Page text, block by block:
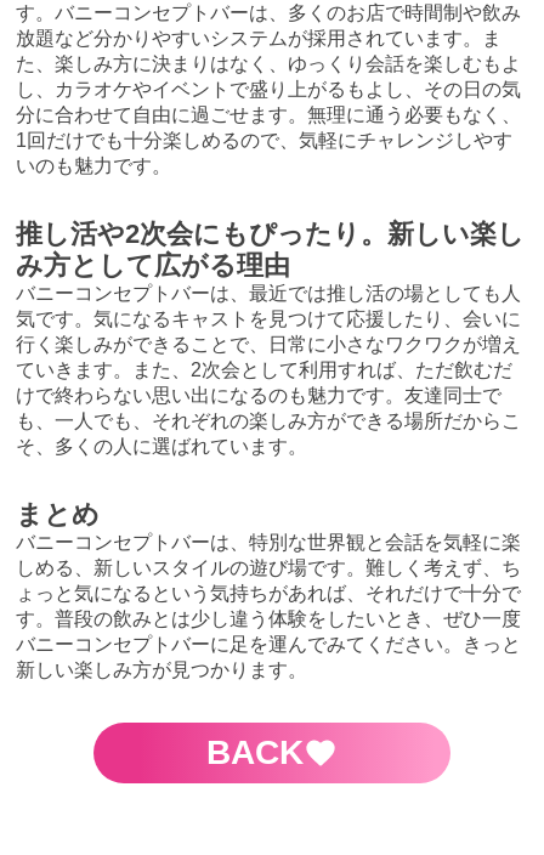
す。バニーコンセプトバーは、多くのお店で時間制や飲み
放題など分かりやすいシステムが採用されています。ま
た、楽しみ方に決まりはなく、ゆっくり会話を楽しむもよ
し、カラオケやイベントで盛り上がるもよし、その日の気
分に合わせて自由に過ごせます。無理に通う必要もなく、
1回だけでも十分楽しめるので、気軽にチャレンジしやす
いのも魅力です。
推し活や2次会にもぴったり。新しい楽し
み方として広がる理由
バニーコンセプトバーは、最近では推し活の場としても人
気です。気になるキャストを見つけて応援したり、会いに
行く楽しみができることで、日常に小さなワクワクが増え
ていきます。また、2次会として利用すれば、ただ飲むだ
けで終わらない思い出になるのも魅力です。友達同士で
も、一人でも、それぞれの楽しみ方ができる場所だからこ
そ、多くの人に選ばれています。
まとめ
バニーコンセプトバーは、特別な世界観と会話を気軽に楽
しめる、新しいスタイルの遊び場です。難しく考えず、ち
ょっと気になるという気持ちがあれば、それだけで十分で
す。普段の飲みとは少し違う体験をしたいとき、ぜひ一度
バニーコンセプトバーに足を運んでみてください。きっと
新しい楽しみ方が見つかります。
BACK